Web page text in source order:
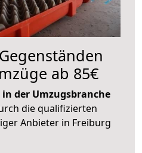
ab 85€
in der Umzugsbranche
die qualifizierten
Anbieter in Freiburg